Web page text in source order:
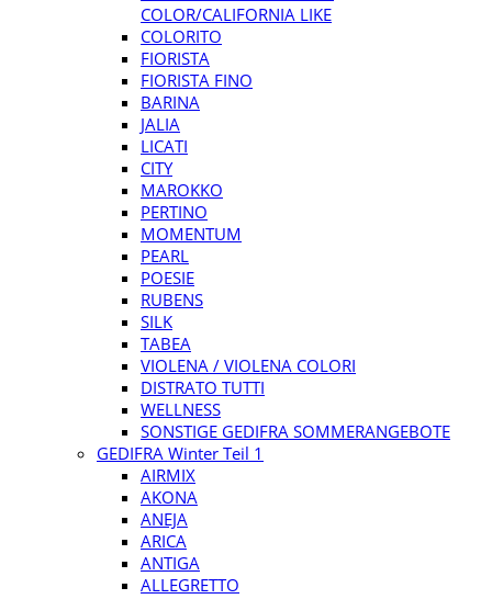
COLOR/CALIFORNIA LIKE
COLORITO
FIORISTA
FIORISTA FINO
BARINA
JALIA
LICATI
CITY
MAROKKO
PERTINO
MOMENTUM
PEARL
POESIE
RUBENS
SILK
TABEA
VIOLENA / VIOLENA COLORI
DISTRATO TUTTI
WELLNESS
SONSTIGE GEDIFRA SOMMERANGEBOTE
GEDIFRA Winter Teil 1
AIRMIX
AKONA
ANEJA
ARICA
ANTIGA
ALLEGRETTO